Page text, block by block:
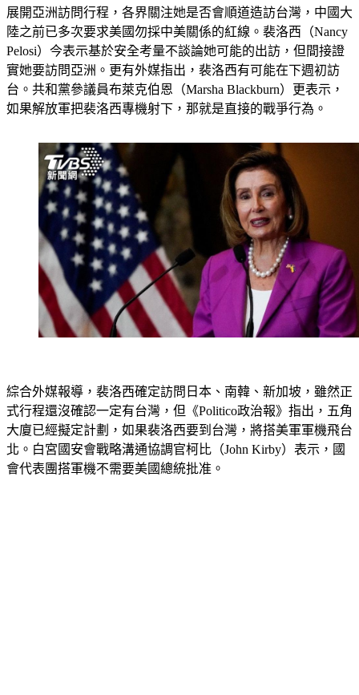
美國眾議院完成最後表決後進入暑期休會，眾院議長裴洛西也
展開亞洲訪問行程，各界關注她是否會順道造訪台灣，中國大
陸之前已多次要求美國勿採中美關係的紅線。裴洛西（Nancy
Pelosi）今表示基於安全考量不談論她可能的出訪，但間接證
實她要訪問亞洲。更有外媒指出，裴洛西有可能在下週初訪
台。共和黨參議員布萊克伯恩（Marsha Blackburn）更表示，
綜合外媒報導，裴洛西確定訪問日本、南韓、新加坡，雖然正
式行程還沒確認一定有台灣，但《Politico政治報》指出，五角
大廈已經擬定計劃，如果裴洛西要到台灣，將搭美軍軍機飛台
北。白宮國安會戰略溝通協調官柯比（John Kirby）表示，國